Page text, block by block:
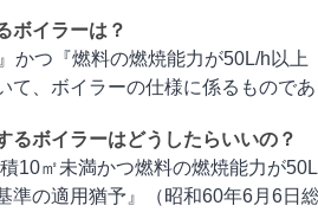
ボイラーは？
かつ『燃料の燃焼能力が50L/h以
て、ボイラーの仕様に係るもので
るボイラーはどうしたらいいの？
10㎡未満かつ燃料の燃焼能力が
準の適用猶予』（昭和60年6月6日